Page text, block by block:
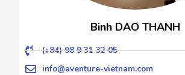
Binh DAO THANH
(+84) 98 9 31 32 05
info@aventure-vietnam.com